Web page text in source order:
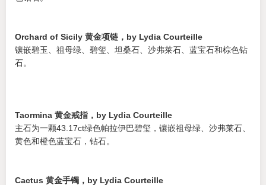
Orchard of Sicily 黄金项链，by Lydia Courteille
镶嵌碧玉、祖母绿、碧玺、坦桑石、沙弗莱石、蓝宝石和棕色钻
石。
Taormina 黄金戒指，by Lydia Courteille
主石为一颗43.17ct绿色帕拉伊巴碧玺，镶嵌祖母绿、沙弗莱石、
黄色和橙色蓝宝石，钻石。
Cactus 黄金手镯，by Lydia Courteille